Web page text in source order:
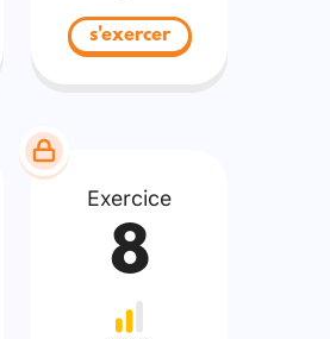
s'exercer
Exercice
8